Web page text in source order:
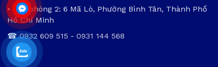
• Văn phòng 2: 6 Mã Lò, Phường Bình Tân, Thành Phố
Hồ Chí Minh
☎0932 609 515 - 0931 144 568